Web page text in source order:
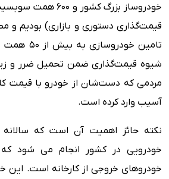
خودروساز بزرگ کشور
قیمت‌گذاری دستوری و بازاری) بودیم و
تامین
شیوه قیمت‌گذاری ضمن تحمیل ضرر و
مردمی که دست‌شان از خودرو با قیمت
آسیب وارد کرده است.
نکته حائز اهمیت آن است که
خودرویی در کشور انجام می شود
خودروهای خروجی از کارخانه است. این